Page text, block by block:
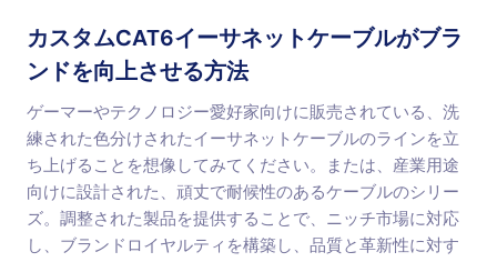
カスタムCAT6イーサネットケーブルがブラ
ンドを向上させる方法
ゲーマーやテクノロジー愛好家向けに販売されている、洗
練された色分けされたイーサネットケーブルのラインを立
ち上げることを想像してみてください。または、産業用途
向けに設計された、頑丈で耐候性のあるケーブルのシリー
ズ。調整された製品を提供することで、ニッチ市場に対応
し、ブランドロイヤルティを構築し、品質と革新性に対す